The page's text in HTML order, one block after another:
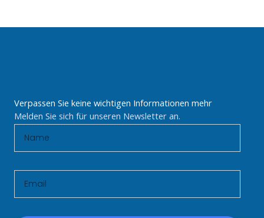
Verpassen Sie keine wichtigen Informationen mehr
Melden Sie sich für unseren Newsletter an.